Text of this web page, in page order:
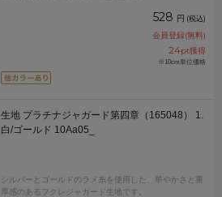
528 円 (税込)
会員登録(無料)
24pt獲得
※10cm単位価格
生地 プラチナジャガード第四章（165048） 1.
白/ゴールド 10Aa05_
シルバーとゴールドのラメ糸を使用した、華やかさと重
厚感のあるフクレジャガード生地です。